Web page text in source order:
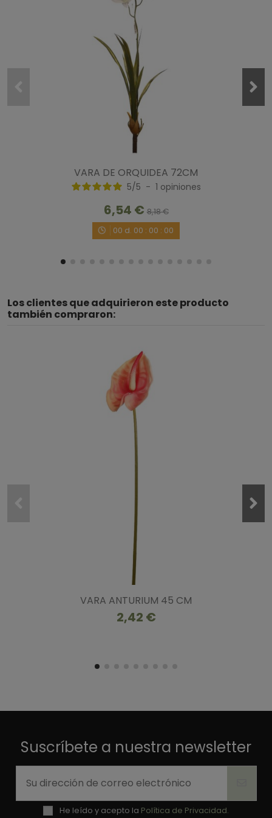
VARA DE ORQUIDEA 72CM
5/5 - 1 opiniones
6,54 €8,18 €
00 d. 00 : 00 : 00
Los clientes que adquirieron este producto
también compraron:
VARA ANTURIUM 45 CM
2,42 €
Suscríbete a nuestra newsletter
He leído y acepto la Política de Privacidad.